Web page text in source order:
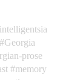
Georgia
prose
memory